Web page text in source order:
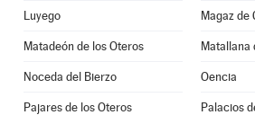
Luyego Magaz de
Matadeón de los Oteros Matallana
Noceda del Bierzo Oencia
Pajares de los Oteros Palacios